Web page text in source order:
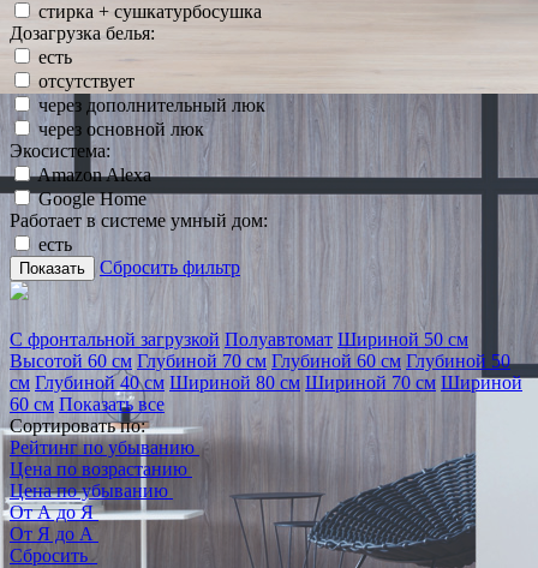
стирка + сушкатурбосушка
Дозагрузка белья:
есть
отсутствует
через дополнительный люк
через основной люк
Экосистема:
Amazon Alexa
Google Home
Работает в системе умный дом:
есть
Показать Сбросить фильтр
С фронтальной загрузкой Полуавтомат Шириной 50 см
Высотой 60 см Глубиной 70 см Глубиной 60 см Глубиной 50
см Глубиной 40 см Шириной 80 см Шириной 70 см Шириной
60 см Показать все
Сортировать по:
Рейтинг по убыванию
Цена по возрастанию
Цена по убыванию
От А до Я
От Я до А
Сбросить